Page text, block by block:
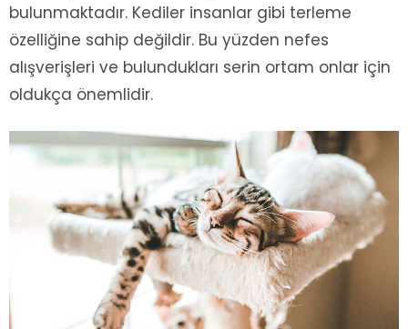
bulunmaktadır. Kediler insanlar gibi terleme
özelliğine sahip değildir. Bu yüzden nefes
alışverişleri ve bulundukları serin ortam onlar için
oldukça önemlidir.